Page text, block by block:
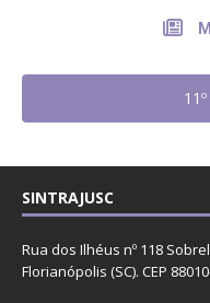
SINTRAJUSC
Rua dos Ilhéus nº 118
Florianópolis (SC). CEP